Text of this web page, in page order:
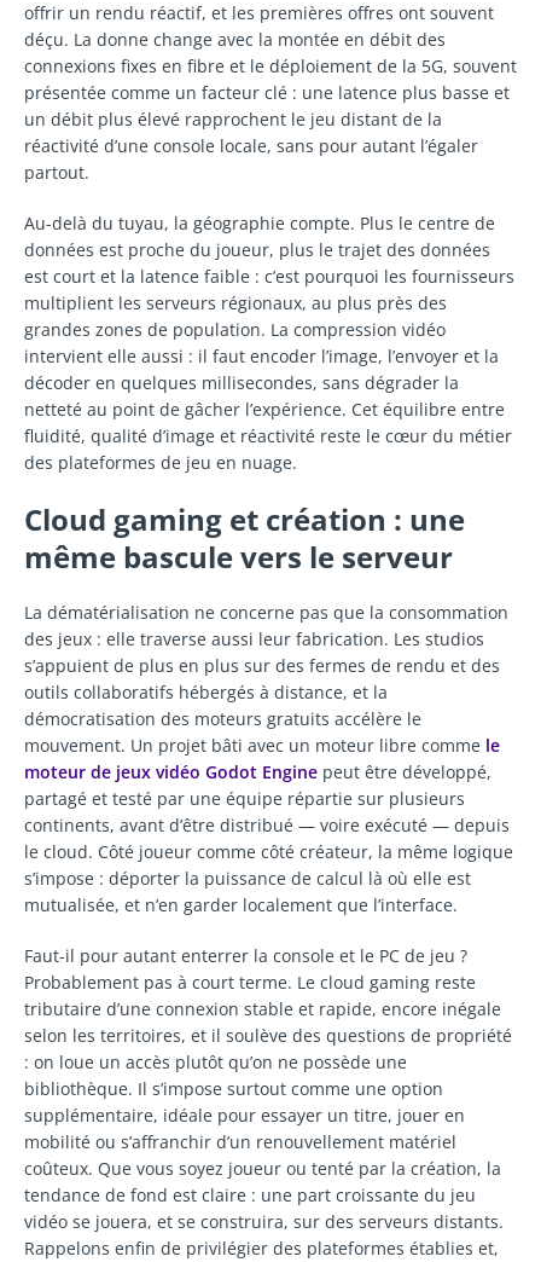
offrir un rendu réactif, et les premières offres ont souvent
déçu. La donne change avec la montée en débit des
connexions fixes en fibre et le déploiement de la 5G, souvent
présentée comme un facteur clé : une latence plus basse et
un débit plus élevé rapprochent le jeu distant de la
réactivité d’une console locale, sans pour autant l’égaler
partout.
Au-delà du tuyau, la géographie compte. Plus le centre de
données est proche du joueur, plus le trajet des données
est court et la latence faible : c’est pourquoi les fournisseurs
multiplient les serveurs régionaux, au plus près des
grandes zones de population. La compression vidéo
intervient elle aussi : il faut encoder l’image, l’envoyer et la
décoder en quelques millisecondes, sans dégrader la
netteté au point de gâcher l’expérience. Cet équilibre entre
fluidité, qualité d’image et réactivité reste le cœur du métier
des plateformes de jeu en nuage.
Cloud gaming et création : une
même bascule vers le serveur
La dématérialisation ne concerne pas que la consommation
des jeux : elle traverse aussi leur fabrication. Les studios
s’appuient de plus en plus sur des fermes de rendu et des
outils collaboratifs hébergés à distance, et la
démocratisation des moteurs gratuits accélère le
mouvement. Un projet bâti avec un moteur libre comme le
moteur de jeux vidéo Godot Engine peut être développé,
partagé et testé par une équipe répartie sur plusieurs
continents, avant d’être distribué — voire exécuté — depuis
le cloud. Côté joueur comme côté créateur, la même logique
s’impose : déporter la puissance de calcul là où elle est
mutualisée, et n’en garder localement que l’interface.
Faut-il pour autant enterrer la console et le PC de jeu ?
Probablement pas à court terme. Le cloud gaming reste
tributaire d’une connexion stable et rapide, encore inégale
selon les territoires, et il soulève des questions de propriété
: on loue un accès plutôt qu’on ne possède une
bibliothèque. Il s’impose surtout comme une option
supplémentaire, idéale pour essayer un titre, jouer en
mobilité ou s’affranchir d’un renouvellement matériel
coûteux. Que vous soyez joueur ou tenté par la création, la
tendance de fond est claire : une part croissante du jeu
vidéo se jouera, et se construira, sur des serveurs distants.
Rappelons enfin de privilégier des plateformes établies et,